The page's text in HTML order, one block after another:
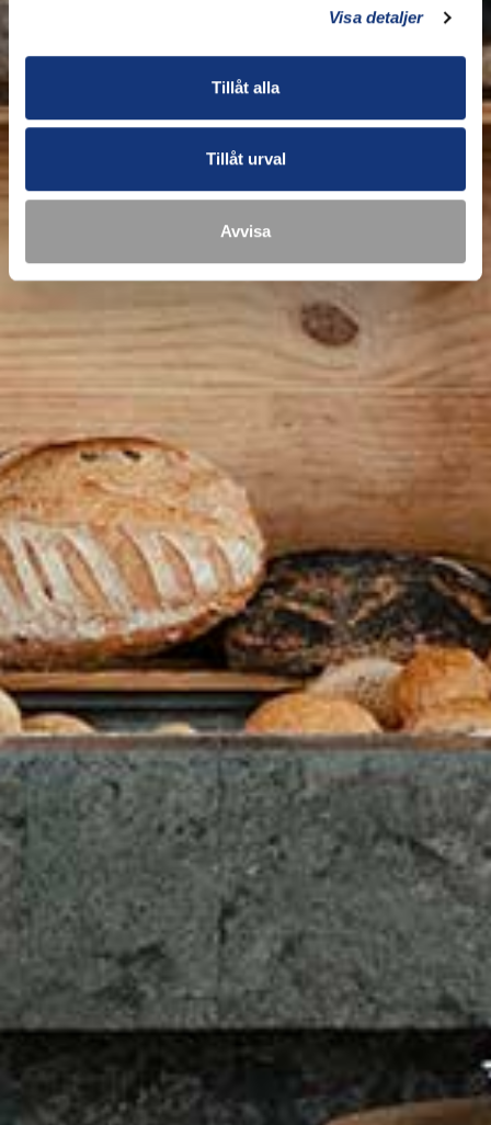
Visa detaljer
Tillåt alla
Tillåt urval
Avvisa